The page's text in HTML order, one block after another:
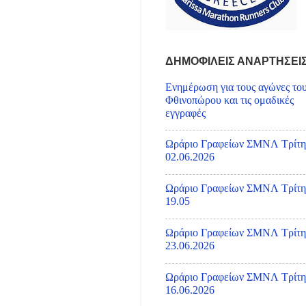
ΔΗΜΟΦΙΛΕΙΣ
Ενημέρωση για τους αγώνες
Φθινοπώρου και τις ομαδικές
εγγραφές
Ωράριο Γραφείων ΣΜΝΛ Τρίτη
02.06.2026
Ωράριο Γραφείων ΣΜΝΛ Τρίτη
19.05
Ωράριο Γραφείων ΣΜΝΛ Τρίτη
23.06.2026
Ωράριο Γραφείων ΣΜΝΛ Τρίτη
16.06.2026